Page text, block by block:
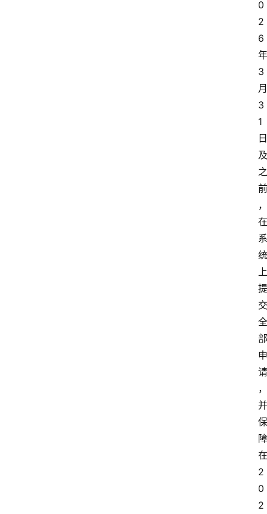
0
2
6
年
3
月
3
1
日
及
之
前
，
在
系
统
上
提
交
全
部
申
请
，
并
保
障
在
2
0
2